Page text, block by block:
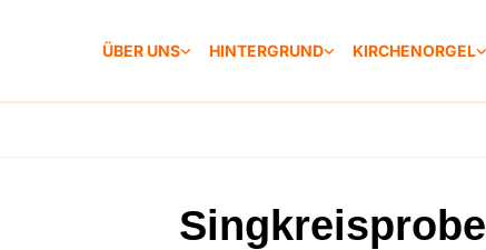
ÜBER UNS HINTERGRUND KIRCHENORGEL
Singkreisprobe